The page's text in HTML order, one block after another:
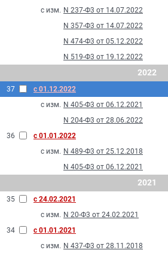
с изм. N 237-Ф3 от 14.07.2022
N 357-Ф3 от 14.07.2022
N 474-Ф3 от 05.12.2022
N 519-Ф3 от 19.12.2022
2022
37
с 01.12.2022
с изм. N 405-Ф3 от 06.12.2021
N 204-Ф3 от 28.06.2022
36
с 01.01.2022
с изм. N 489-Ф3 от 25.12.2018
N 405-Ф3 от 06.12.2021
2021
35
с 24.02.2021
с изм. N 20-Ф3 от 24.02.2021
34
с 01.01.2021
с изм. N 437-Ф3 от 28.11.2018